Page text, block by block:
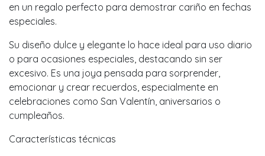
en un regalo perfecto para demostrar cariño en fechas
especiales.
Su diseño dulce y elegante lo hace ideal para uso diario
o para ocasiones especiales, destacando sin ser
excesivo. Es una joya pensada para sorprender,
emocionar y crear recuerdos, especialmente en
celebraciones como San Valentín, aniversarios o
cumpleaños.
Características técnicas